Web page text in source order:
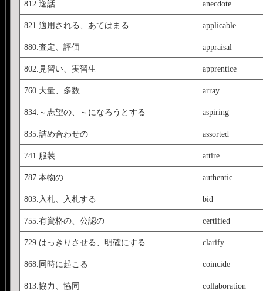
812.逸話 anecdote
821.適用される、あてはまる applicable
880.査定、評価 appraisal
802.見習い、実習生 apprentice
760.大量、多数 array
834.～志望の、～になろうとする aspiring
835.詰め合わせの assorted
741.服装 attire
787.本物の authentic
803.入札、入札する bid
755.有資格の、公認の certified
729.はっきりさせる、明確にする clarify
868.同時に起こる coincide
813.協力、協同 collaboration